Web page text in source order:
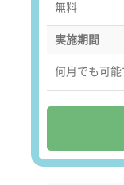
無料
実施期間
何月でも可能